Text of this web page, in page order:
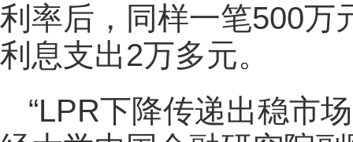
利率后，同样一笔500万
利息支出2万多元。
“LPR下降传递出稳市